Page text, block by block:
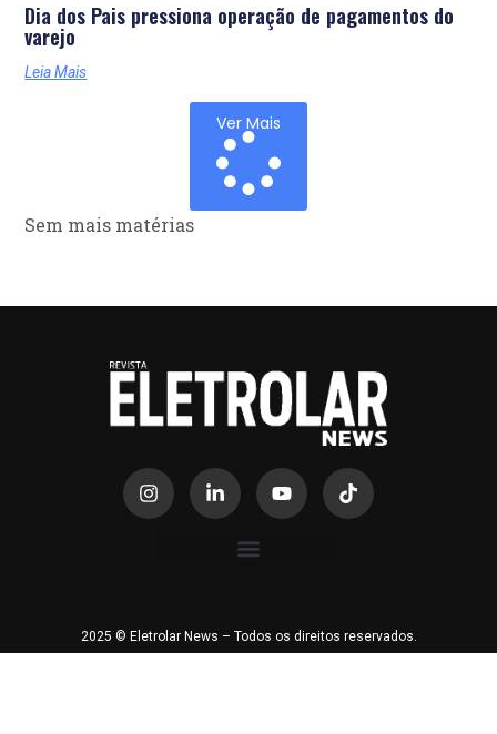
Dia dos Pais pressiona operação de pagamentos do
varejo
Leia Mais
Ver Mais
Sem mais matérias
2025 © Eletrolar News – Todos os direitos reservados.